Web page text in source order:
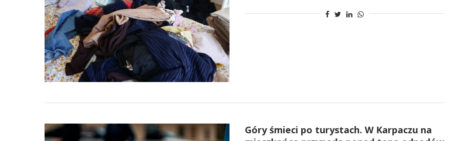
Góry śmieci po turystach. W Karpaczu na